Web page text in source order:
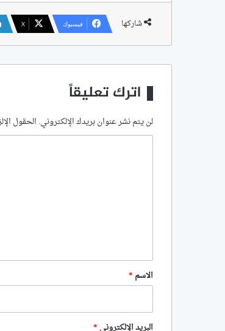
شاركها فيسبوك ‫X
اترك تعليقاً
لن يتم نشر عنوان بريدك الإلكتروني.الحقول
*
الاسم *
البريد الإلكتروني *